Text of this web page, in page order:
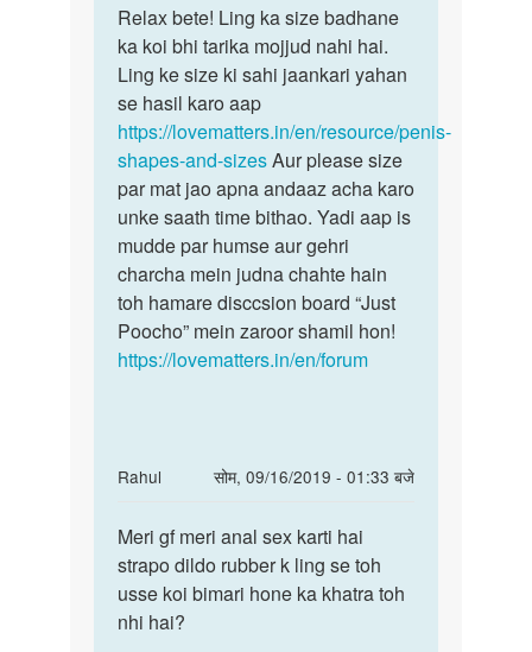
to
Anti
ji
mai
20
yrs
ka
hu
mera
by
Anonymous
Relax
bete!
Ling
ka
size
Relax bete! Ling ka size badhane
ka koi bhi tarika mojjud nahi hai.
Ling ke size ki sahi jaankari yahan
se hasil karo aap
https://lovematters.in/en/resource/penis-
shapes-and-sizesAur please size
par mat jao apna andaaz acha karo
unke saath time bithao. Yadi aap is
mudde par humse aur gehri
charcha mein judna chahte hain
toh hamare disccsion board “Just
Poocho” mein zaroor shamil hon!
https://lovematters.in/en/forum
Rahul
सोम, 09/16/2019 - 01:33 बजे
to
Anti
ji
mai
Meri
gf
meri
gand
Meri gf meri anal sex karti hai
strapo dildo rubber k ling se toh
usse koi bimari hone ka khatra toh
nhi hai?